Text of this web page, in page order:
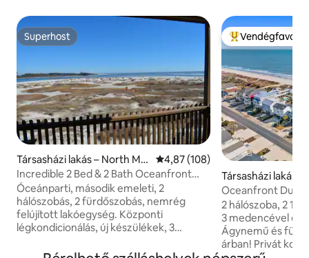
Superhost
Superhost
Társasházi lakás – North Myr
tle Beach
Átlagos értékelés: 5/4,87, 108
4,87 (108)
Incredible 2 Bed & 2 Bath Oceanfront
Condo
Óceánparti, második emeleti, 2
hálószobás, 2 fürdőszobás, nemrég
felújított lakóegység. Központi
légkondicionálás, új készülékek, 3
egy), csodálatos kilátás, ingyenes
Kiemelt
Vendégfavorit
Társasházi lakás –
e Beach
Oceanfront
tartalmaz!
2 hálószoba, 2 1/
3 medencével és
Ágynemű és
árban! Privát